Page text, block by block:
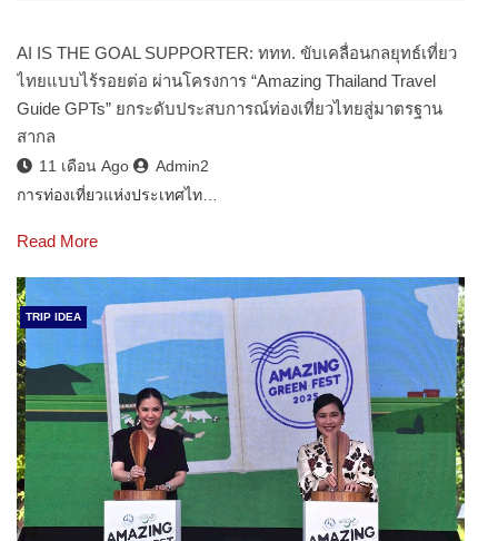
AI IS THE GOAL SUPPORTER: ททท. ขับเคลื่อนกลยุทธ์เที่ยว
ไทยแบบไร้รอยต่อ ผ่านโครงการ “Amazing Thailand Travel
Guide GPTs” ยกระดับประสบการณ์ท่องเที่ยวไทยสู่มาตรฐาน
สากล
11 เดือน Ago
Admin2
การท่องเที่ยวแห่งประเทศไท…
Read More
TRIP IDEA